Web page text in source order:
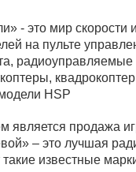
- это мир скорости
на пульте
радиоуправляемые
HSP
продажа
– это лучшая
известные